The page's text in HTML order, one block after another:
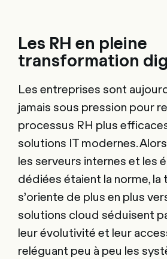
Les RH en pleine
transformation
Les entreprises sont
jamais sous pression pour
processus RH plus
solutions IT modernes.
les serveurs internes et les
dédiées étaient la norme, la
s’oriente de plus en plus
solutions cloud séduisent
leur évolutivité et leur
reléguant peu à peu les